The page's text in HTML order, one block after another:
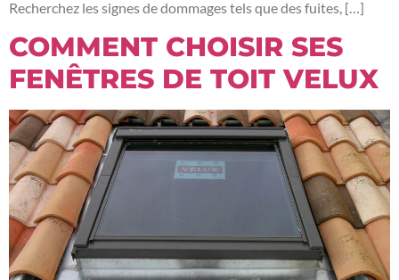
Recherchez les signes de dommages tels que des fuites, […]
COMMENT CHOISIR SES
FENÊTRES DE TOIT VELUX